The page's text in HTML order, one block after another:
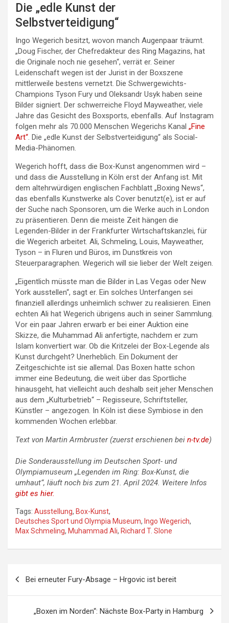
Die „edle Kunst der
Selbstverteidigung“
Ingo Wegerich besitzt, wovon manch Augenpaar träumt.
„Doug Fischer, der Chefredakteur des Ring Magazins, hat
die Originale noch nie gesehen“, verrät er. Seiner
Leidenschaft wegen ist der Jurist in der Boxszene
mittlerweile bestens vernetzt. Die Schwergewichts-
Champions Tyson Fury und Oleksandr Usyk haben seine
Bilder signiert. Der schwerreiche Floyd Mayweather, viele
Jahre das Gesicht des Boxsports, ebenfalls. Auf Instagram
folgen mehr als 70.000 Menschen Wegerichs Kanal „Fine
Art“ . Die „edle Kunst der Selbstverteidigung“ als Social-
Media-Phänomen.
Wegerich hofft, dass die Box-Kunst angenommen wird –
und dass die Ausstellung in Köln erst der Anfang ist. Mit
dem altehrwürdigen englischen Fachblatt „Boxing News“,
das ebenfalls Kunstwerke als Cover benutzt(e), ist er auf
der Suche nach Sponsoren, um die Werke auch in London
zu präsentieren. Denn die meiste Zeit hängen die
Legenden-Bilder in der Frankfurter Wirtschaftskanzlei, für
die Wegerich arbeitet. Ali, Schmeling, Louis, Mayweather,
Tyson – in Fluren und Büros, im Dunstkreis von
Steuerparagraphen. Wegerich will sie lieber der Welt zeigen.
„Eigentlich müsste man die Bilder in Las Vegas oder New
York ausstellen“, sagt er. Ein solches Unterfangen sei
finanziell allerdings unheimlich schwer zu realisieren. Einen
echten Ali hat Wegerich übrigens auch in seiner Sammlung.
Vor ein paar Jahren erwarb er bei einer Auktion eine
Skizze, die Muhammad Ali anfertigte, nachdem er zum
Islam konvertiert war. Ob die Kritzelei der Box-Legende als
Kunst durchgeht? Unerheblich. Ein Dokument der
Zeitgeschichte ist sie allemal. Das Boxen hatte schon
immer eine Bedeutung, die weit über das Sportliche
hinausgeht, hat vielleicht auch deshalb seit jeher Menschen
aus dem „Kulturbetrieb“ – Regisseure, Schriftsteller,
Künstler – angezogen. In Köln ist diese Symbiose in den
kommenden Wochen erlebbar.
Text von Martin Armbruster (zuerst erschienen bei n-tv.de)
Die Sonderausstellung im Deutschen Sport- und
Olympiamuseum „Legenden im Ring: Box-Kunst, die
umhaut“, läuft noch bis zum 21. April 2024. Weitere Infos
gibt es hier.
Tags: Ausstellung, Box-Kunst,
Deutsches Sport und Olympia Museum, Ingo Wegerich,
Max Schmeling, Muhammad Ali, Richard T. Slone
Bei erneuter Fury-Absage – Hrgovic ist bereit
„Boxen im Norden“: Nächste Box-Party in Hamburg